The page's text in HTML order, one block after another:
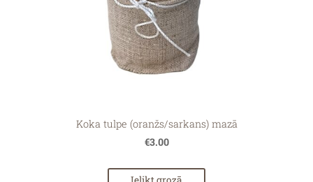
Koka tulpe (oranžs/sarkans) mazā
€3.00